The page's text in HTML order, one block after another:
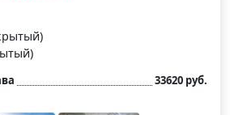
33620 руб.